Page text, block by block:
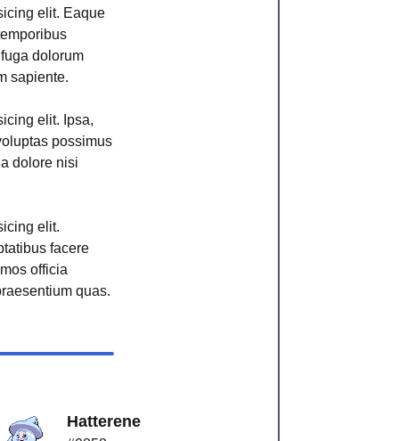
elit. Eaque
dolorum
sapiente.
elit. Ipsa,
possimus
dolore nisi
elit.
facere
officia
quas.
Hatterene